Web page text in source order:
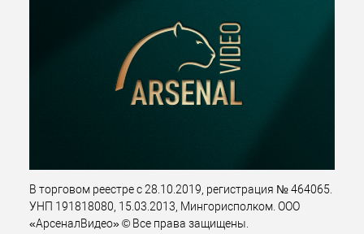
В торговом реестре с 28.10.2019, регистрация № 464065.
УНП 191818080, 15.03.2013, Мингорисполком. ООО
«АрсеналВидео» © Все права защищены.